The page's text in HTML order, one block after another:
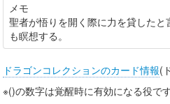
メモ
聖者が悟りを開く際に力を貸した
も瞑想する。
ドラゴンコレクションのカード情報(
※()の数字は覚醒時に有効になる役です